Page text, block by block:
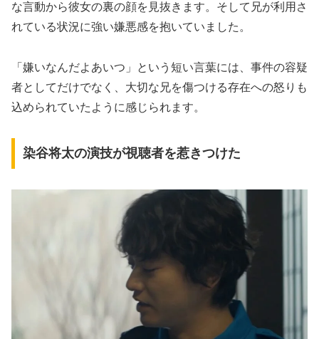
な言動から彼女の裏の顔を見抜きます。そして兄が利用さ
れている状況に強い嫌悪感を抱いていました。
「嫌いなんだよあいつ」という短い言葉には、事件の容疑
者としてだけでなく、大切な兄を傷つける存在への怒りも
込められていたように感じられます。
染谷将太の演技が視聴者を惹きつけた